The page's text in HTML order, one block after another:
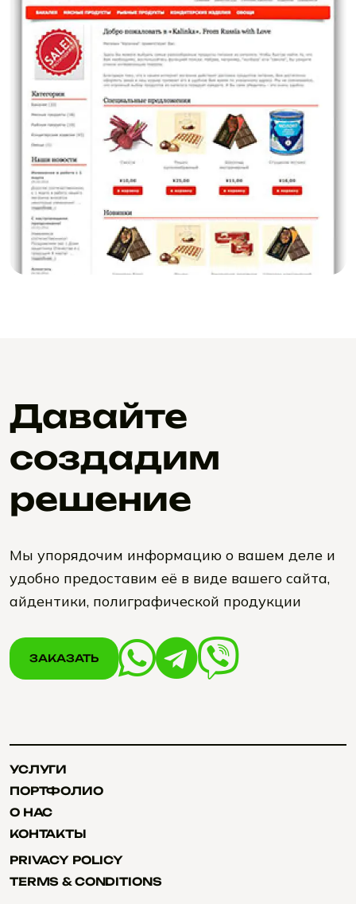
Давайте
создадим
решение
Мы упорядочим информацию о вашем деле и
удобно предоставим её в виде вашего сайта,
айдентики, полиграфической продукции
ЗАКАЗАТЬ
УСЛУГИ
ПОРТФОЛИО
О НАС
КОНТАКТЫ
PRIVACY POLICY
TERMS & CONDITIONS